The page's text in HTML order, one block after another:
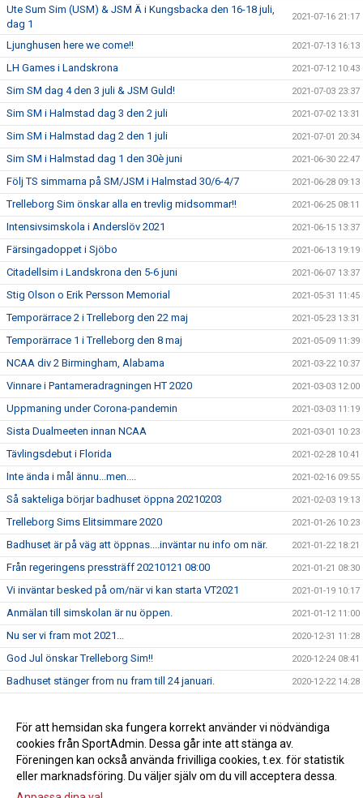
Ute Sum Sim (USM) & JSM Ä i Kungsbacka den 16-18 juli,
dag 1
2021-07-16 21:17
Ljunghusen here we come!! 2021-07-13 16:13
LH Games i Landskrona 2021-07-12 10:43
Sim SM dag 4 den 3 juli & JSM Guld! 2021-07-03 23:37
Sim SM i Halmstad dag 3 den 2 juli 2021-07-02 13:31
Sim SM i Halmstad dag 2 den 1 juli 2021-07-01 20:34
Sim SM i Halmstad dag 1 den 30è juni 2021-06-30 22:47
Följ TS simmarna på SM/JSM i Halmstad 30/6-4/7 2021-06-28 09:13
Trelleborg Sim önskar alla en trevlig midsommar!! 2021-06-25 08:11
Intensivsimskola i Anderslöv 2021 2021-06-15 13:37
Färsingadoppet i Sjöbo 2021-06-13 19:19
Citadellsim i Landskrona den 5-6 juni 2021-06-07 13:37
Stig Olson o Erik Persson Memorial 2021-05-31 11:45
Temporärrace 2 i Trelleborg den 22 maj 2021-05-23 13:31
Temporärrace 1 i Trelleborg den 8 maj 2021-05-09 11:39
NCAA div 2 Birmingham, Alabama 2021-03-22 10:37
Vinnare i Pantameradragningen HT 2020 2021-03-03 12:00
Uppmaning under Corona-pandemin 2021-03-03 11:19
Sista Dualmeeten innan NCAA 2021-03-01 10:23
Tävlingsdebut i Florida 2021-02-28 10:41
Inte ända i mål ännu...men.... 2021-02-16 09:55
Så sakteliga börjar badhuset öppna 20210203 2021-02-03 19:13
Trelleborg Sims Elitsimmare 2020 2021-01-26 10:23
Badhuset är på väg att öppnas....inväntar nu info om när. 2021-01-22 18:21
Från regeringens pressträff 20210121 08:00 2021-01-21 08:30
Vi inväntar besked på om/när vi kan starta VT2021 2021-01-19 10:17
Anmälan till simskolan är nu öppen. 2021-01-12 11:00
Nu ser vi fram mot 2021... 2020-12-31 11:28
God Jul önskar Trelleborg Sim!! 2020-12-24 08:41
Badhuset stänger from nu fram till 24 januari. 2020-12-22 14:28
Anmälan till vårterminen vårterminen 2021 2020-12-19 13:25
Höstlovsläger i Trelleborgs vackra badhus 2020-12-18 10:36
För att hemsidan ska fungera korrekt använder vi nödvändiga
cookies från SportAdmin. Dessa går inte att stänga av.
Föreningen kan också använda frivilliga cookies, t.ex. för statistik
eller marknadsföring. Du väljer själv om du vill acceptera dessa.